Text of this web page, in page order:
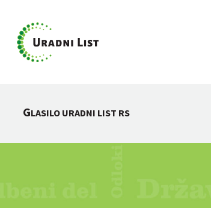
GLASILO URADNI LIST RS